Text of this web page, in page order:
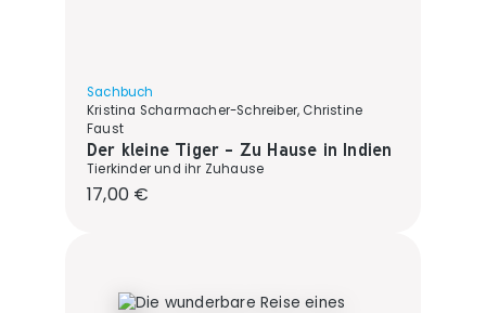
Sachbuch
Kristina Scharmacher-Schreiber, Christine
Faust
Der kleine Tiger - Zu Hause in Indien
Tierkinder und ihr Zuhause
Regulärer Preis:
17,00 €